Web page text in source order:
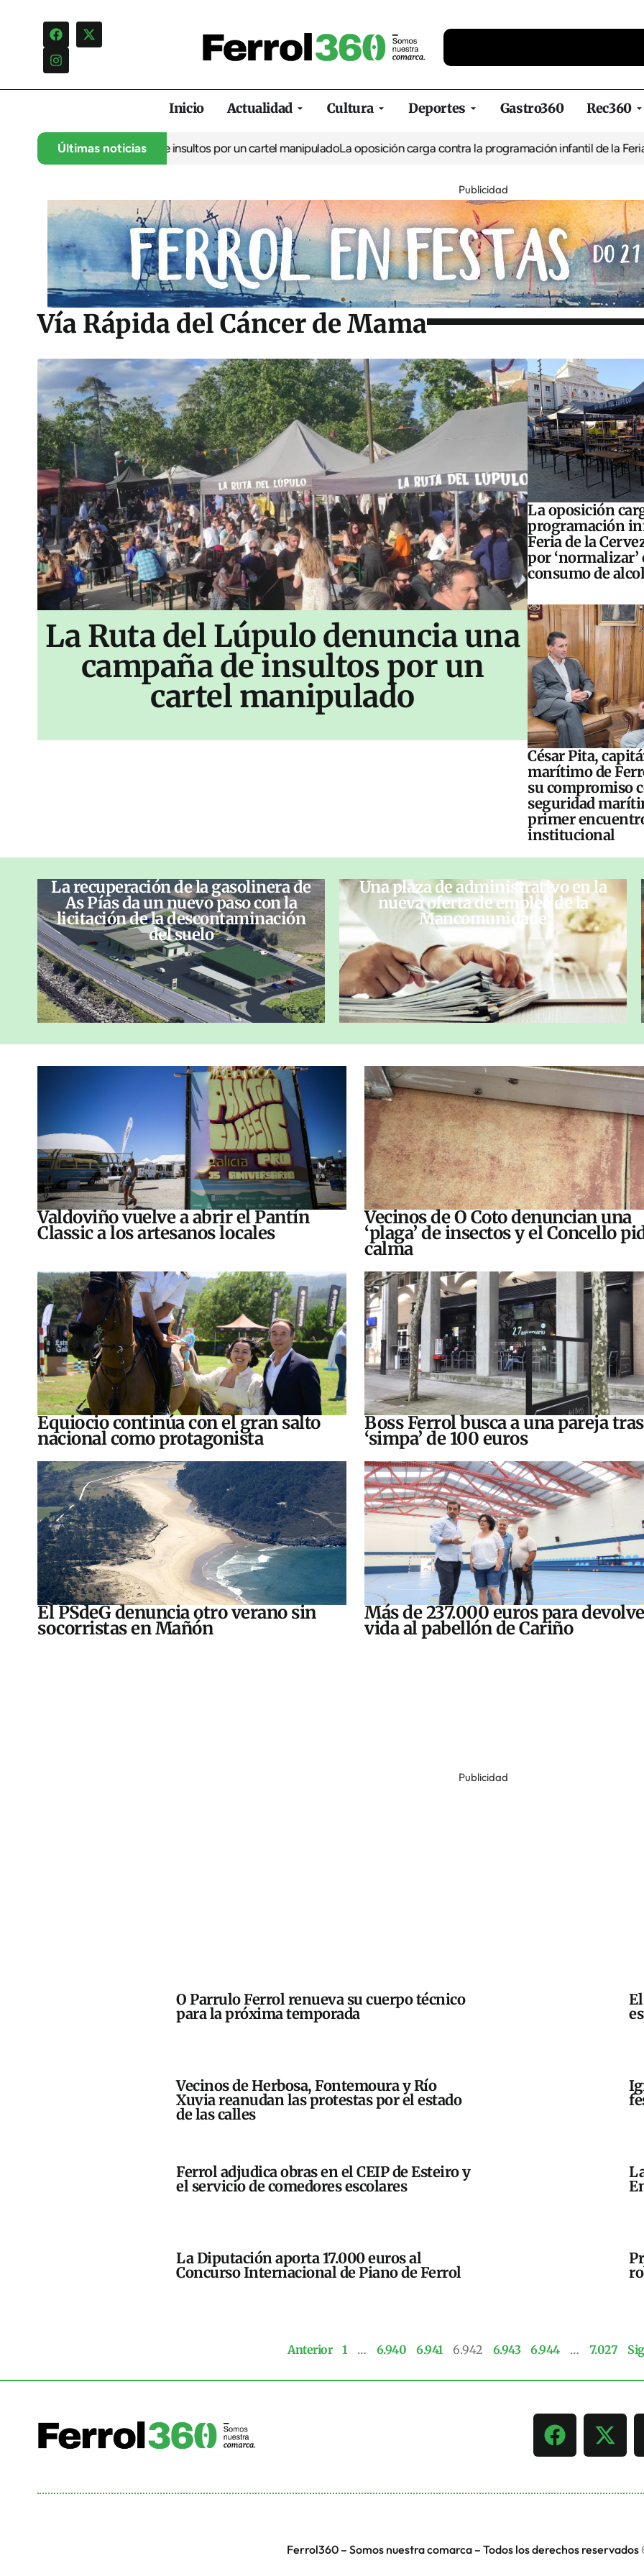
Inicio Actualidad Cultura Deportes Gastro360 Rec360
Últimas noticias
una campaña de insultos por un cartel manipulado La oposición carga contra la programación infantil de la Feria de la
Publicidad
Vía Rápida del Cáncer de Mama
La Ruta del Lúpulo denuncia una
campaña de insultos por un
cartel manipulado
La oposición
programación
Feria de la
por ‘normalizar’
consumo de
César Pita,
marítimo de
su compromiso
seguridad
primer
institucional
La recuperación de la gasolinera de
As Pías da un nuevo paso con la
licitación de la descontaminación
del suelo
Una plaza de administrativo en la
nueva oferta de empleo de la
Mancomunidade
Valdoviño vuelve a abrir el Pantín
Classic a los artesanos locales
Vecinos de O Coto denuncian una
‘plaga’ de insectos y el Concello
calma
Equiocio continúa con el gran salto
nacional como protagonista
Boss Ferrol busca a una pareja
‘simpa’ de 100 euros
El PSdeG denuncia otro verano sin
socorristas en Mañón
Más de 237.000 euros para
vida al pabellón de Cariño
Publicidad
O Parrulo Ferrol renueva su cuerpo técnico
para la próxima temporada
Vecinos de Herbosa, Fontemoura y Río
Xuvia reanudan las protestas por el estado
de las calles
Ferrol adjudica obras en el CEIP de Esteiro y
el servicio de comedores escolares
La Diputación aporta 17.000 euros al
Concurso Internacional de Piano de Ferrol
Anterior 1 … 6.940 6.941 6.942 6.943 6.944 … 7.027
Ferrol360 – Somos nuestra comarca – Todos los derechos